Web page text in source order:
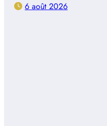
6 août 2026